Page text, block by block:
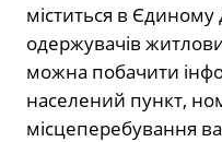
міститься в
одержувачів
можна побачити
населений пункт,
місцеперебування